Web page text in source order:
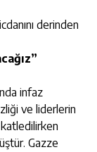
derinden
infaz
ve liderlerin
Gazze